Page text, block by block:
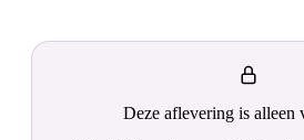
Deze aflevering is alleen